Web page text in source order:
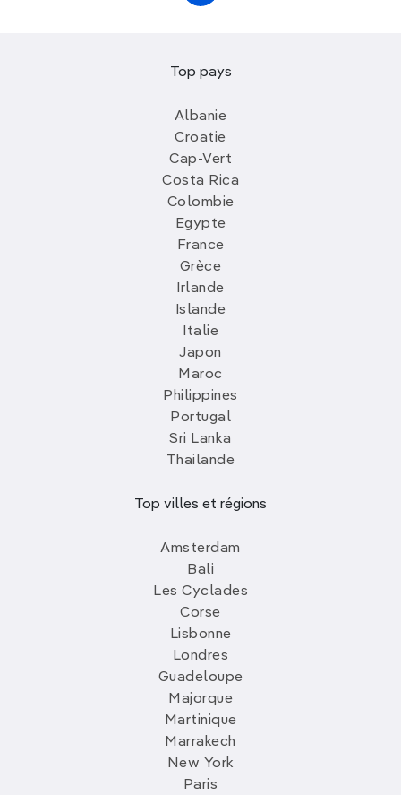
Top pays
Albanie
Croatie
Cap-Vert
Costa Rica
Colombie
Egypte
France
Grèce
Irlande
Islande
Italie
Japon
Maroc
Philippines
Portugal
Sri Lanka
Thailande
Top villes et régions
Amsterdam
Bali
Les Cyclades
Corse
Lisbonne
Londres
Guadeloupe
Majorque
Martinique
Marrakech
New York
Paris